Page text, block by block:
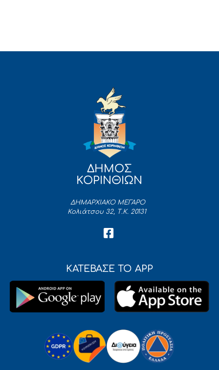
ΔΗΜΟΣ
ΚΟΡΙΝΘΙΩΝ
ΔΗΜΑΡΧΙΑΚΟ ΜΕΓΑΡΟ
Κολιάτσου 32, Τ.Κ. 20131
ΚΑΤΕΒΑΣΕ ΤΟ APP